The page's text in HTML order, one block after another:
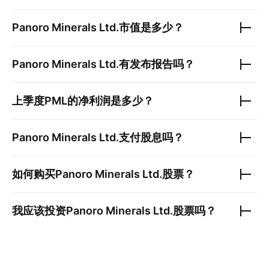
Panoro Minerals Ltd.市值是多少？
Panoro Minerals Ltd.有发布报告吗？
上季度PML的净利润是多少？
Panoro Minerals Ltd.支付股息吗？
如何购买Panoro Minerals Ltd.股票？
我应该投资Panoro Minerals Ltd.股票吗？